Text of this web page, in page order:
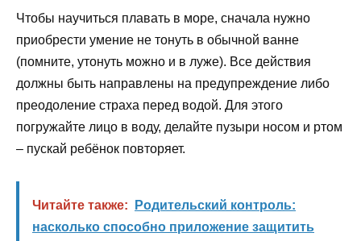
Чтобы научиться плавать в море, сначала нужно
приобрести умение не тонуть в обычной ванне
(помните, утонуть можно и в луже). Все действия
должны быть направлены на предупреждение либо
преодоление страха перед водой. Для этого
погружайте лицо в воду, делайте пузыри носом и ртом
– пускай ребёнок повторяет.
Читайте также:
Родительский контроль:
насколько способно приложение защитить